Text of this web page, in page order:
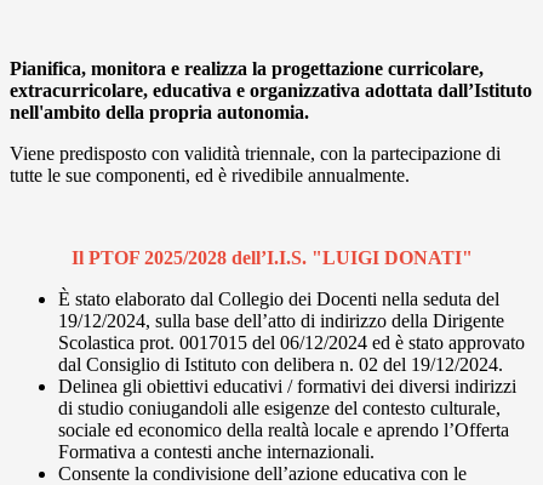
Pianifica, monitora e realizza la progettazione curricolare,
extracurricolare, educativa e organizzativa adottata dall’Istituto
nell'ambito della propria autonomia.
Viene predisposto con validità triennale, con la partecipazione di
tutte le sue componenti, ed è rivedibile annualmente.
Il PTOF 2025/2028 dell’I.I.S. "LUIGI DONATI"
È stato elaborato dal Collegio dei Docenti nella seduta del
19/12/2024, sulla base dell’atto di indirizzo della Dirigente
Scolastica prot. 0017015 del 06/12/2024 ed è stato approvato
dal Consiglio di Istituto con delibera n. 02 del 19/12/2024.
Delinea gli obiettivi educativi / formativi dei diversi indirizzi
di studio coniugandoli alle esigenze del contesto culturale,
sociale ed economico della realtà locale e aprendo l’Offerta
Formativa a contesti anche internazionali.
Consente la condivisione dell’azione educativa con le